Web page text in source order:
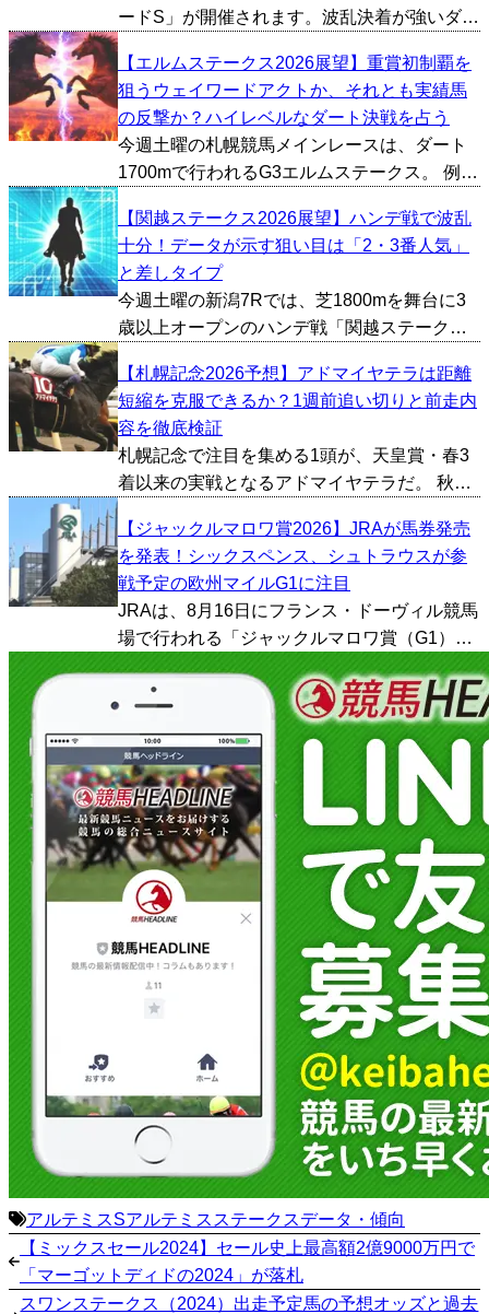
ードS」が開催されます。波乱決着が強いダー
す。今回は過去10年間のデータをもとにレパ
ードSの傾向を探っていきたいと思います。 ■
上位人気の...
【エルムステークス2026展望】重賞初制覇を
狙うウェイワードアクトか、それとも実績馬
の反撃か？ハイレベルなダート決戦を占う
今週土曜の札幌競馬メインレースは、ダート
1700mで行われるG3エルムステークス。 例年
が、今年は近年の中でも屈指といえるほどメ
ンバーが充実。勢い十分の上がり馬と実績馬
が真正面から激...
【関越ステークス2026展望】ハンデ戦で波乱
十分！データが示す狙い目は「2・3番人気」
と差しタイプ
今週土曜の新潟7Rでは、芝1800mを舞台に3
歳以上オープンのハンデ戦「関越ステーク
た実力馬が顔を揃えた一戦だが、ハンデ戦ら
しく実績だけでは勝ち切れないケースも少な
くない。過去の...
【札幌記念2026予想】アドマイヤテラは距離
短縮を克服できるか？1週前追い切りと前走内
容を徹底検証
札幌記念で注目を集める1頭が、天皇賞・春3
着以来の実戦となるアドマイヤテラだ。 秋に
札幌記念はその重要な前哨戦。3000m超の長
距離GIで高い能力を示した一方、今回は若葉S
以来とな...
【ジャックルマロワ賞2026】JRAが馬券発売
を発表！シックスペンス、シュトラウスが参
戦予定の欧州マイルG1に注目
JRAは、8月16日にフランス・ドーヴィル競馬
場で行われる「ジャックルマロワ賞（G1）」
の馬券を国内で発売すると発表した。 欧州屈
指のマイルG1として知られる一戦で、日本か
らはシックスペンス（美浦・田中博康厩舎）
とシュト...
アルテミスSアルテミスステークスデータ・傾向
【ミックスセール2024】セール史上最高額2億9000万円で
「マーゴットディドの2024」が落札
スワンステークス（2024）出走予定馬の予想オッズと過去